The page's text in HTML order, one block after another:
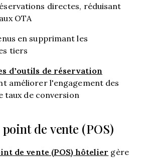
directes, réduisant
OTA
en supprimant les
tiers
d’outils de réservation
améliorer l'engagement des
taux de conversion
point de vente (POS)
de vente (POS) hôtelier gère